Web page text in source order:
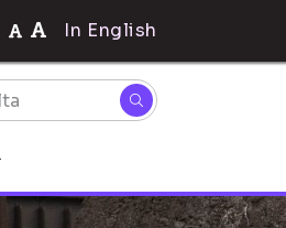
In English